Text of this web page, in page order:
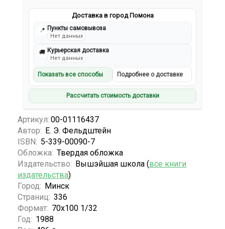
Доставка в город Помона
📍 Пункты самовывоза
Нет данных
🚚 Курьерская доставка
Нет данных
Показать все способы Подробнее о доставке
Рассчитать стоимость доставки
Артикул: 00-01116437
Автор: Е. Э. Фельдштейн
ISBN: 5-339-00090-7
Обложка: Твердая обложка
Издательство: Вышэйшая школа (все книги
издательства)
Город: Минск
Страниц: 336
Формат: 70х100 1/32
Год: 1988